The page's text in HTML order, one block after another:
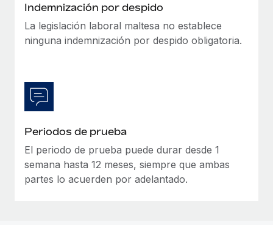
Indemnización por despido
La legislación laboral maltesa no establece
ninguna indemnización por despido obligatoria.
Periodos de prueba
El periodo de prueba puede durar desde 1
semana hasta 12 meses, siempre que ambas
partes lo acuerden por adelantado.